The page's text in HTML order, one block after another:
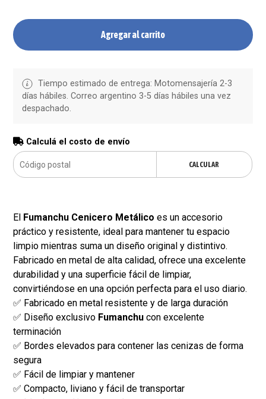
Agregar al carrito
Tiempo estimado de entrega: Motomensajería 2-3
días hábiles. Correo argentino 3-5 días hábiles una vez
despachado.
Calculá el costo de envío
CALCULAR
El Fumanchu Cenicero Metálico es un accesorio
práctico y resistente, ideal para mantener tu espacio
limpio mientras suma un diseño original y distintivo.
Fabricado en metal de alta calidad, ofrece una excelente
durabilidad y una superficie fácil de limpiar,
convirtiéndose en una opción perfecta para el uso diario.
✅ Fabricado en metal resistente y de larga duración
✅ Diseño exclusivo Fumanchu con excelente
terminación
✅ Bordes elevados para contener las cenizas de forma
segura
✅ Fácil de limpiar y mantener
✅ Compacto, liviano y fácil de transportar